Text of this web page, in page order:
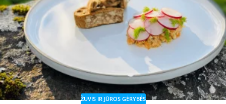
ŽUVIS IR JŪROS GĖRYBĖS